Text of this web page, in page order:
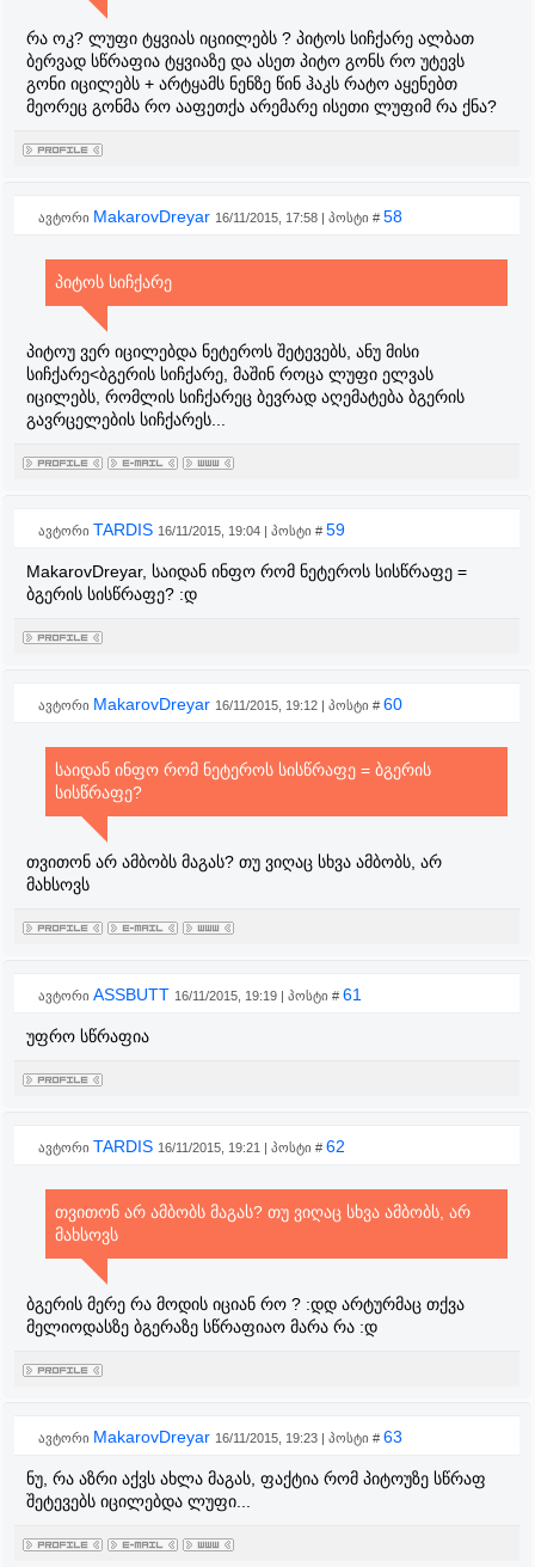
რა ოკ? ლუფი ტყვიას იციილებს ? პიტოს სიჩქარე ალბათ
ბერვად სწრაფია ტყვიაზე და ასეთ პიტო გონს რო უტევს
გონი იცილებს + არტყამს ნენზე წინ ჰაკს რატო აყენებთ
მეორეც გონმა რო ააფეთქა არემარე ისეთი ლუფიმ რა ქნა?
ავტორი MakarovDreyar 16/11/2015, 17:58 | პოსტი # 58
პიტოს სიჩქარე
პიტოუ ვერ იცილებდა ნეტეროს შეტევებს, ანუ მისი
სიჩქარე<ბგერის სიჩქარე, მაშინ როცა ლუფი ელვას
იცილებს, რომლის სიჩქარეც ბევრად აღემატება ბგერის
გავრცელების სიჩქარეს...
ავტორი TARDIS 16/11/2015, 19:04 | პოსტი # 59
MakarovDreyar, საიდან ინფო რომ ნეტეროს სისწრაფე =
ბგერის სისწრაფე? :დ
ავტორი MakarovDreyar 16/11/2015, 19:12 | პოსტი # 60
საიდან ინფო რომ ნეტეროს სისწრაფე = ბგერის
სისწრაფე?
თვითონ არ ამბობს მაგას? თუ ვიღაც სხვა ამბობს, არ
მახსოვს
ავტორი ASSBUTT 16/11/2015, 19:19 | პოსტი # 61
უფრო სწრაფია
ავტორი TARDIS 16/11/2015, 19:21 | პოსტი # 62
თვითონ არ ამბობს მაგას? თუ ვიღაც სხვა ამბობს, არ
მახსოვს
ბგერის მერე რა მოდის იციან რო ? :დდ არტურმაც თქვა
მელიოდასზე ბგერაზე სწრაფიაო მარა რა :დ
ავტორი MakarovDreyar 16/11/2015, 19:23 | პოსტი # 63
ნუ, რა აზრი აქვს ახლა მაგას, ფაქტია რომ პიტოუზე სწრაფ
შეტევებს იცილებდა ლუფი...